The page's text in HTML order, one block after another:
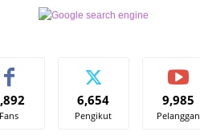
Fans
6,654
Pengikut
9,985
Pelanggan